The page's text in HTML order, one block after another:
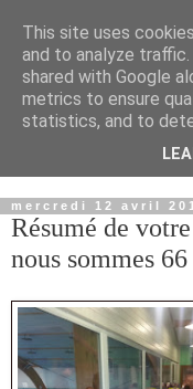
mercredi 12 avril
Résumé de
nous sommes
This site uses
and to analyze traffic.
shared with Google
metrics to ensure
statistics, and to